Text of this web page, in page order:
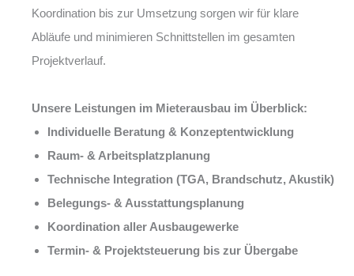
Koordination bis zur Umsetzung sorgen wir für klare
Abläufe und minimieren Schnittstellen im gesamten
Projektverlauf.
Unsere Leistungen im Mieterausbau im Überblick:
Individuelle Beratung & Konzeptentwicklung
Raum- & Arbeitsplatzplanung
Technische Integration (TGA, Brandschutz, Akustik)
Belegungs- & Ausstattungsplanung
Koordination aller Ausbaugewerke
Termin- & Projektsteuerung bis zur Übergabe